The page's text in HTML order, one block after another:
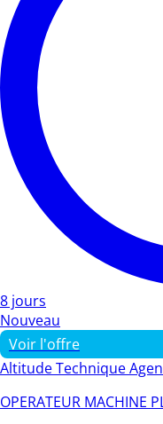
8 jours
Nouveau
Voir l'offre
Altitude Technique
OPERATEUR MACHINE